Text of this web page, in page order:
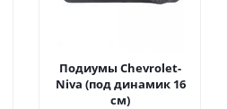
Подиумы Chevrolet-
Niva (под динамик 16
см)